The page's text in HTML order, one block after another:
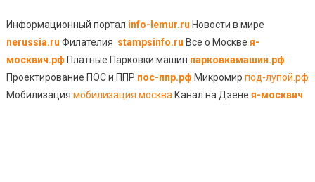
Информационный портал info-lemur.ru Новости в мире
nerussia.ru Филателия stampsinfo.ru Все о Москве я-
москвич.рф Платные Парковки машин парковкамашин.рф
Проектирование ПОС и ППР пос-ппр.рф Микромир под-лупой.рф
Мобилизация мобилизация.москва Канал на Дзене я-москвич